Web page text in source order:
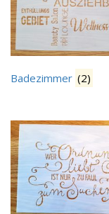
Badezimmer (2)